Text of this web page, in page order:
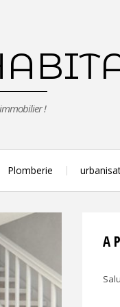
!
Plomberie
A